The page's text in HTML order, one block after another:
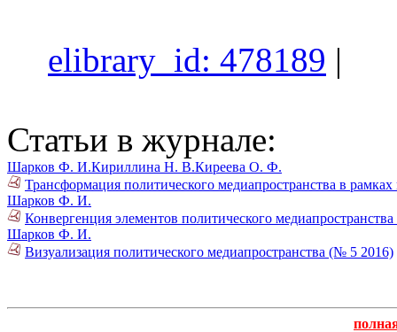
elibrary_id: 478189 |
Статьи в журнале:
Шарков Ф. И.Кириллина Н. В.Киреева О. Ф.
Трансформация политического медиапространства в
Шарков Ф. И.
Конвергенция элементов политического
Шарков Ф. И.
Визуализация политического медиапространства (№ 5 2016)